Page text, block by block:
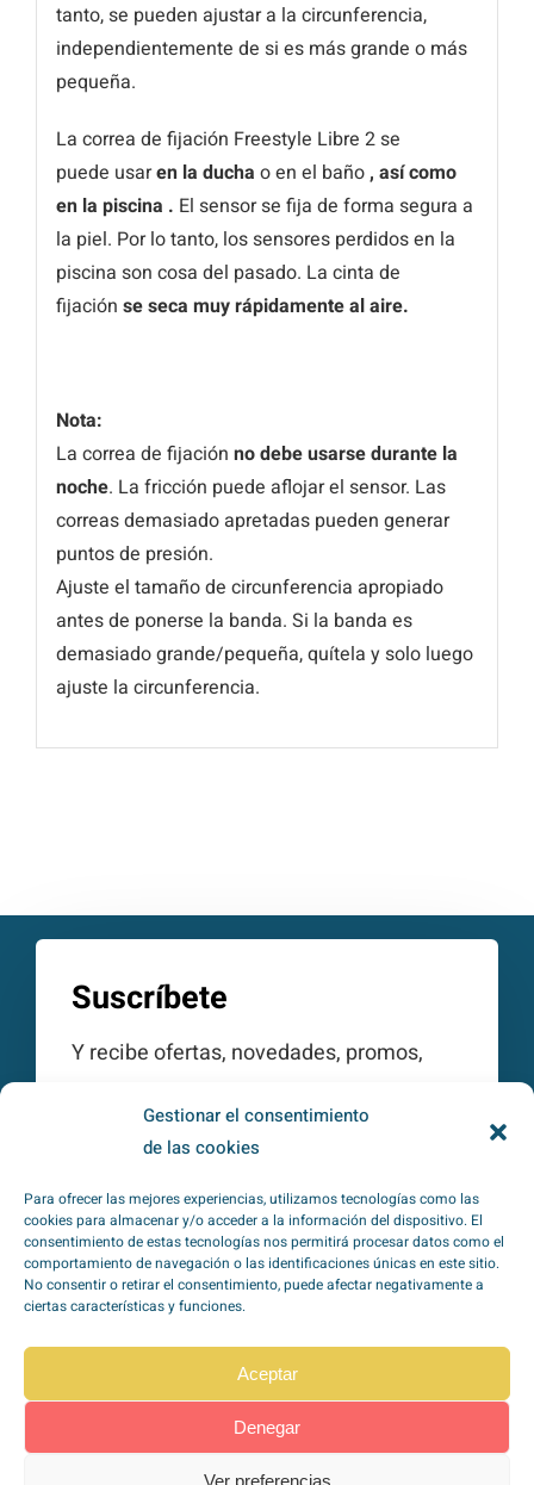
Gestionar el consentimiento
de las cookies
Para ofrecer las mejores experiencias, utilizamos tecnologías como las
cookies para almacenar y/o acceder a la información del dispositivo. El
consentimiento de estas tecnologías nos permitirá procesar datos como el
comportamiento de navegación o las identificaciones únicas en este sitio.
No consentir o retirar el consentimiento, puede afectar negativamente a
ciertas características y funciones.
Aceptar
Denegar
Ver preferencias
tanto, se pueden ajustar a la circunferencia,
independientemente de si es más grande o más
pequeña.
La correa de fijación Freestyle Libre 2 se
puede usaren la ducha o en el baño, así como
en la piscina . El sensor se fija de forma segura a
la piel. Por lo tanto, los sensores perdidos en la
piscina son cosa del pasado. La cinta de
fijación se seca muy rápidamente al aire.
Nota:
La correa de fijación no debe usarse durante la
noche. La fricción puede aflojar el sensor. Las
correas demasiado apretadas pueden generar
puntos de presión.
Ajuste el tamaño de circunferencia apropiado
antes de ponerse la banda. Si la banda es
demasiado grande/pequeña, quítela y solo luego
ajuste la circunferencia.
Suscríbete
Y recibe ofertas, novedades, promos,
Subscribirme
He leído y acepto la
privacidad*